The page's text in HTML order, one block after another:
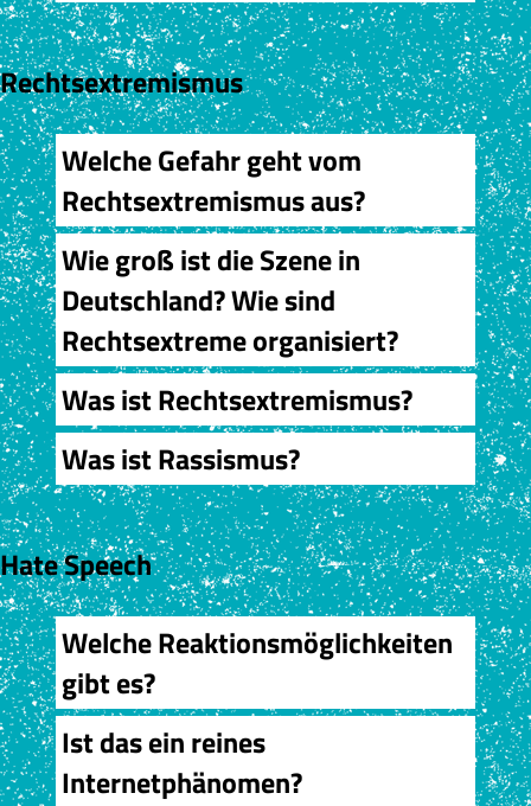
Rechtsextremismus
Welche Gefahr geht vom
Rechtsextremismus aus?
Wie groß ist die Szene in
Deutschland? Wie sind
Rechtsextreme organisiert?
Was ist Rechtsextremismus?
Was ist Rassismus?
Hate Speech
Welche Reaktionsmöglichkeiten
gibt es?
Ist das ein reines
Internetphänomen?